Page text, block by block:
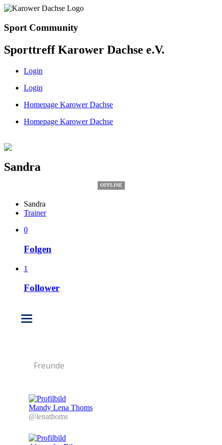
Sport Community
Sporttreff Karower Dachse e.V.
Login
Login
Homepage Karower Dachse
Homepage Karower Dachse
Sandra
OFFLINE
Sandra
Trainer
0
Folgen
1
Follower
Freunde
Mandy Lena Thoms
@lenathoms